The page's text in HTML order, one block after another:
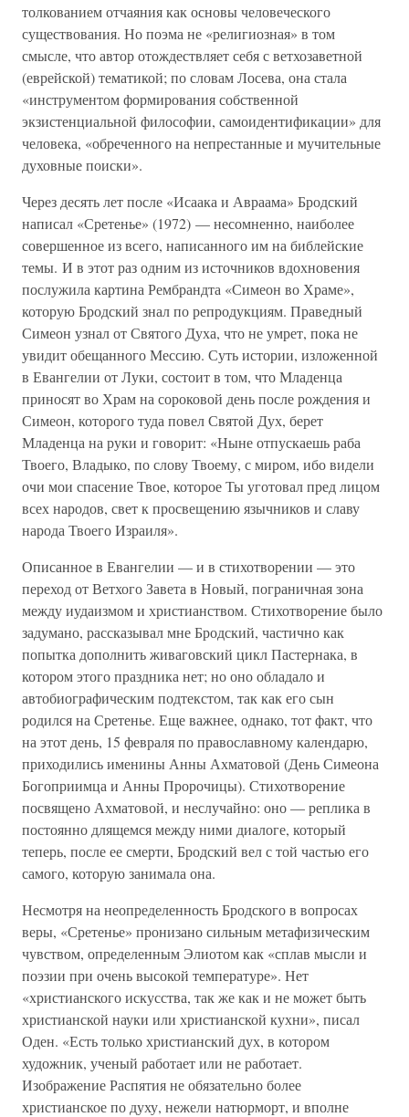
толкованием отчаяния как основы человеческого
существования. Но поэма не «религиозная» в том
смысле, что автор отождествляет себя с ветхозаветной
(еврейской) тематикой; по словам Лосева, она стала
«инструментом формирования собственной
экзистенциальной философии, самоидентификации» для
человека, «обреченного на непрестанные и мучительные
духовные поиски».
Через десять лет после «Исаака и Авраама» Бродский
написал «Сретенье» (1972) — несомненно, наиболее
совершенное из всего, написанного им на библейские
темы. И в этот раз одним из источников вдохновения
послужила картина Рембрандта «Симеон во Храме»,
которую Бродский знал по репродукциям. Праведный
Симеон узнал от Святого Духа, что не умрет, пока не
увидит обещанного Мессию. Суть истории, изложенной
в Евангелии от Луки, состоит в том, что Младенца
приносят во Храм на сороковой день после рождения и
Симеон, которого туда повел Святой Дух, берет
Младенца на руки и говорит: «Ныне отпускаешь раба
Твоего, Владыко, по слову Твоему, с миром, ибо видели
очи мои спасение Твое, которое Ты уготовал пред лицом
всех народов, свет к просвещению язычников и славу
народа Твоего Израиля».
Описанное в Евангелии — и в стихотворении — это
переход от Ветхого Завета в Новый, пограничная зона
между иудаизмом и христианством. Стихотворение было
задумано, рассказывал мне Бродский, частично как
попытка дополнить живаговский цикл Пастернака, в
котором этого праздника нет; но оно обладало и
автобиографическим подтекстом, так как его сын
родился на Сретенье. Еще важнее, однако, тот факт, что
на этот день, 15 февраля по православному календарю,
приходились именины Анны Ахматовой (День Симеона
Богоприимца и Анны Пророчицы). Стихотворение
посвящено Ахматовой, и неслучайно: оно — реплика в
постоянно длящемся между ними диалоге, который
теперь, после ее смерти, Бродский вел с той частью его
самого, которую занимала она.
Несмотря на неопределенность Бродского в вопросах
веры, «Сретенье» пронизано сильным метафизическим
чувством, определенным Элиотом как «сплав мысли и
поэзии при очень высокой температуре». Нет
«христианского искусства, так же как и не может быть
христианской науки или христианской кухни», писал
Оден. «Есть только христианский дух, в котором
художник, ученый работает или не работает.
Изображение Распятия не обязательно более
христианское по духу, нежели натюрморт, и вполне